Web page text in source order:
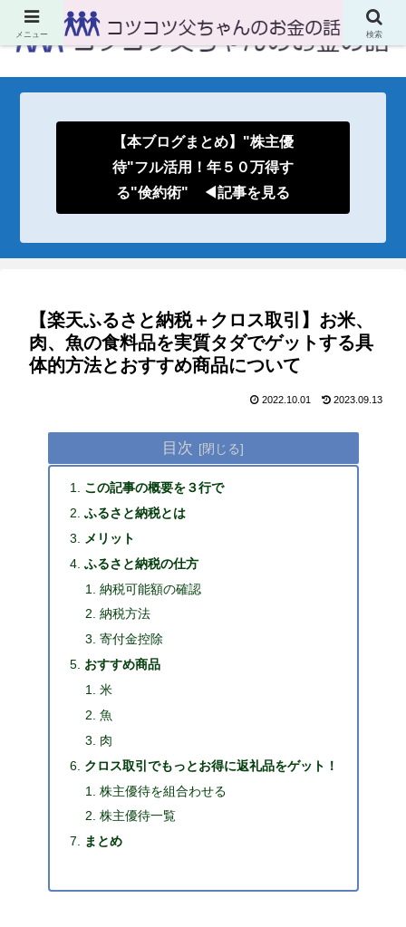
【本ブログまとめ】"株主優
待"フル活用！年５０万得す
る"倹約術" ◀記事を見る
【楽天ふるさと納税＋クロス取引】お米、
肉、魚の食料品を実質タダでゲットする具
体的方法とおすすめ商品について
2022.10.01 2023.09.13
目次
この記事の概要を３行で
ふるさと納税とは
メリット
ふるさと納税の仕方
納税可能額の確認
納税方法
寄付金控除
おすすめ商品
米
魚
肉
クロス取引でもっとお得に返礼品をゲット！
株主優待を組合わせる
株主優待一覧
まとめ
メニュー 検索